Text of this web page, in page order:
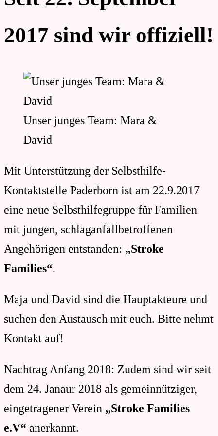
Families"
2017 sind wir offiziell!
Unser junges Team: Mara &
David
Mit Unterstützung der Selbsthilfe-
Kontaktstelle Paderborn ist am 22.9.2017
eine neue Selbsthilfegruppe für Familien
mit jungen, schlaganfallbetroffenen
Angehörigen entstanden: „Stroke
Families“.
Maja und David sind die Hauptakteure und
suchen den Austausch mit euch. Bitte nehmt
Kontakt auf!
Nachtrag Anfang 2018: Zudem sind wir seit
dem 24. Janaur 2018 als gemeinnütziger,
eingetragener Verein „Stroke Families
e.V“ anerkannt.